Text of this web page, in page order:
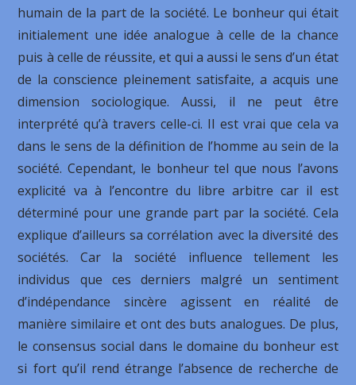
humain de la part de la société. Le bonheur qui était
initialement une idée analogue à celle de la chance
puis à celle de réussite, et qui a aussi le sens d’un état
de la conscience pleinement satisfaite, a acquis une
dimension sociologique. Aussi, il ne peut être
interprété qu’à travers celle-ci. Il est vrai que cela va
dans le sens de la définition de l’homme au sein de la
société. Cependant, le bonheur tel que nous l’avons
explicité va à l’encontre du libre arbitre car il est
déterminé pour une grande part par la société. Cela
explique d’ailleurs sa corrélation avec la diversité des
sociétés. Car la société influence tellement les
individus que ces derniers malgré un sentiment
d’indépendance sincère agissent en réalité de
manière similaire et ont des buts analogues. De plus,
le consensus social dans le domaine du bonheur est
si fort qu’il rend étrange l’absence de recherche de